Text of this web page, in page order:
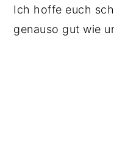
Ich hoffe euch
genauso gut wie